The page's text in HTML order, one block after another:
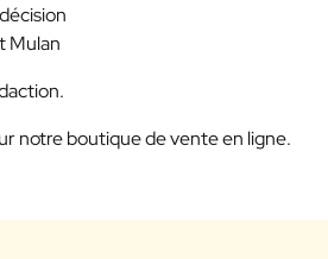
Mulan
notre boutique de vente en ligne.